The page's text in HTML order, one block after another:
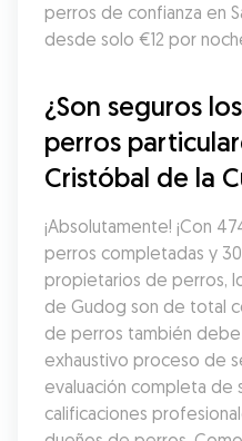
perros de confianza en
desde solo €12 por
¿Son seguros
perros
Cristóbal de la
¡Absolutamente! ¡Con
perros completadas y
propietarios de perros,
de Gudog son de total
de perros también
exhaustivo proceso de
evaluación completa de
calificaciones